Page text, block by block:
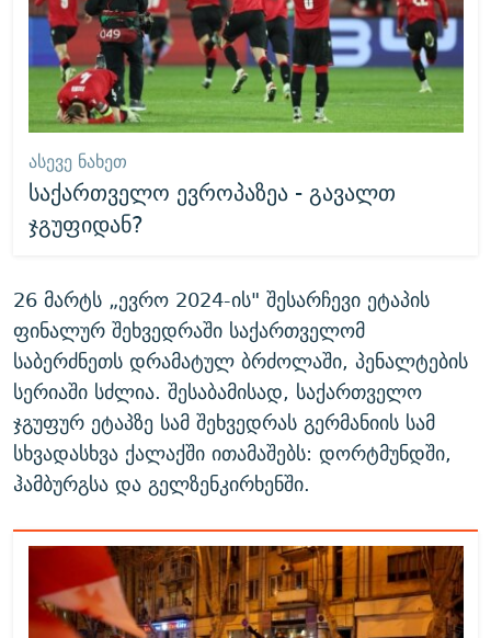
ᲐᲡᲔᲕᲔ ᲜᲐᲮᲔᲗ
საქართველო ევროპაზეა - გავალთ
ჯგუფიდან?
26 მარტს „ევრო 2024-ის" შესარჩევი ეტაპის
ფინალურ შეხვედრაში საქართველომ
საბერძნეთს დრამატულ ბრძოლაში, პენალტების
სერიაში სძლია. შესაბამისად, საქართველო
ჯგუფურ ეტაპზე სამ შეხვედრას გერმანიის სამ
სხვადასხვა ქალაქში ითამაშებს: დორტმუნდში,
ჰამბურგსა და გელზენკირხენში.